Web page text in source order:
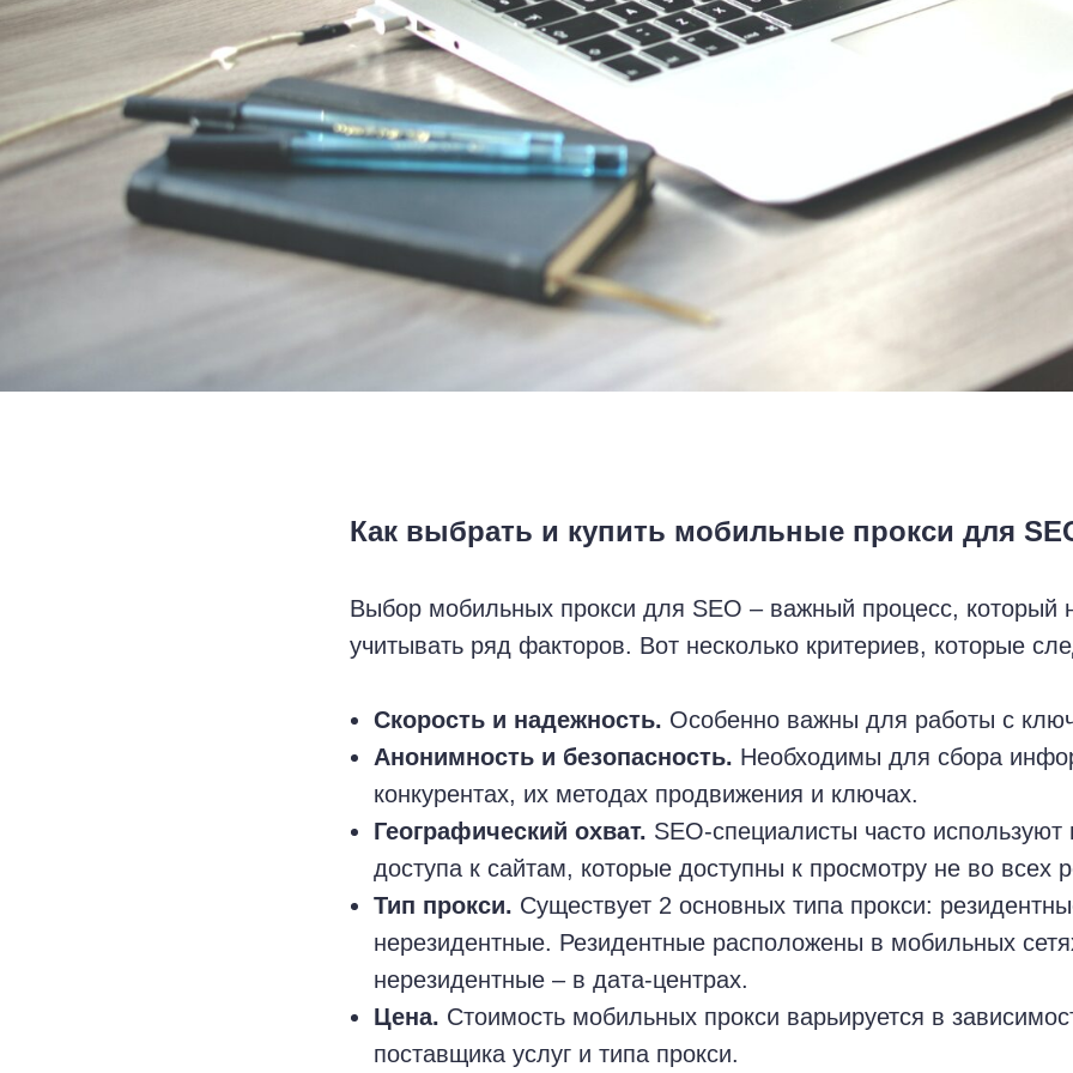
Как выбрать и купить мобильные прокси для
Выбор мобильных прокси для SEO – важный процесс, который
учитывать ряд факторов. Вот несколько критериев, которые
Скорость и надежность. Особенно важны для работы с
Анонимность и безопасность. Необходимы для сбора
конкурентах, их методах продвижения и ключах.
Географический охват. SEO-специалисты часто используют
доступа к сайтам, которые доступны к просмотру не во всех
Тип прокси. Существует 2 основных типа прокси:
нерезидентные. Резидентные расположены в мобильных
нерезидентные – в дата-центрах.
Цена. Стоимость мобильных прокси варьируется в
поставщика услуг и типа прокси.